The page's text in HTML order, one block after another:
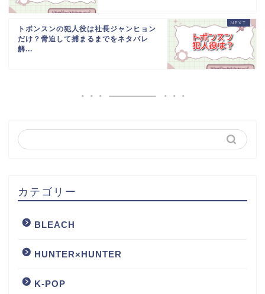
トボンスンの犯人役は社長ジャンヒョン
だけ？脅迫して捕まるまでをネタバレ
解...
カテゴリー
BLEACH
HUNTER×HUNTER
K-POP